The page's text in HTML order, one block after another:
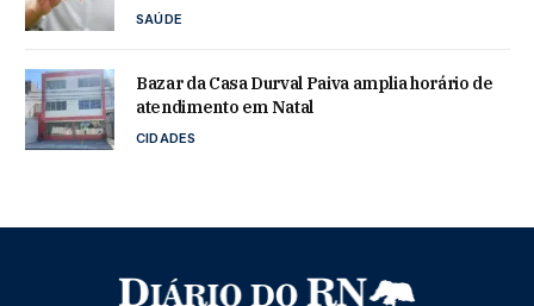
SAÚDE
Bazar da Casa Durval Paiva amplia horário de
atendimento em Natal
CIDADES